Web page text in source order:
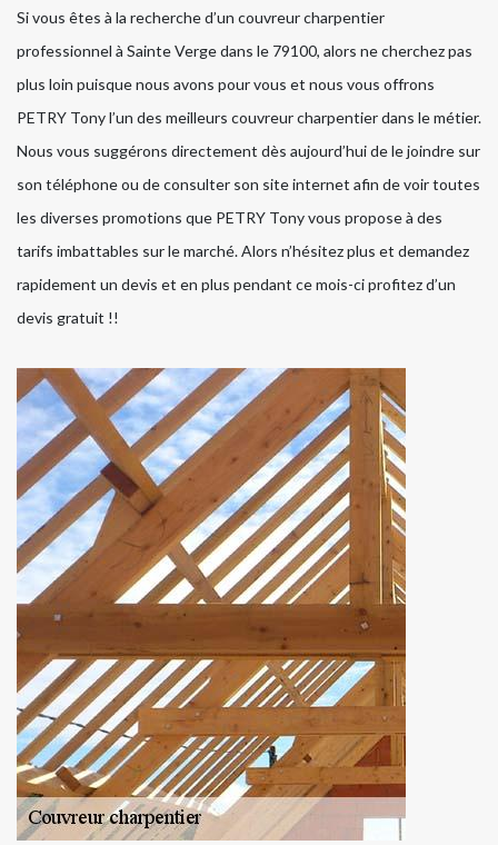
Si vous êtes à la recherche d’un couvreur charpentier
professionnel à Sainte Verge dans le 79100, alors ne cherchez pas
plus loin puisque nous avons pour vous et nous vous offrons
PETRY Tony l’un des meilleurs couvreur charpentier dans le métier.
Nous vous suggérons directement dès aujourd’hui de le joindre sur
son téléphone ou de consulter son site internet afin de voir toutes
les diverses promotions que PETRY Tony vous propose à des
tarifs imbattables sur le marché. Alors n’hésitez plus et demandez
rapidement un devis et en plus pendant ce mois-ci profitez d’un
devis gratuit !!